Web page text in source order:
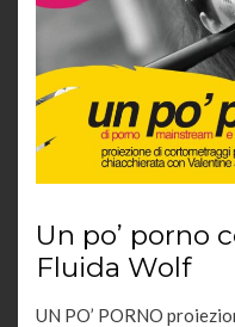
Un po’ porno
Fluida Wolf
UN PO’ PORNO